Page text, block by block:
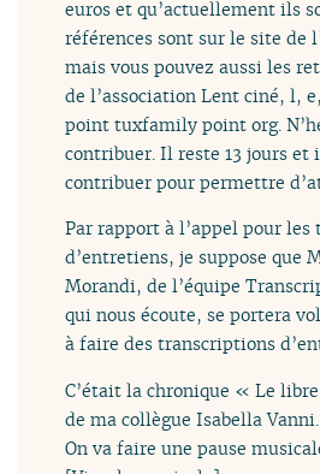
euros et qu’actuellement ils
références sont sur le site de
mais vous pouvez aussi les
de l’association Lent ciné, l,
point tuxfamily point org.
contribuer. Il reste 13 jours et
contribuer pour permettre
Par rapport à l’appel pour
d’entretiens, je suppose que
Morandi, de l’équipe
qui nous écoute, se portera
à faire des transcriptions
C’était la chronique « Le
de ma collègue Isabella Vanni.
On va faire une pause